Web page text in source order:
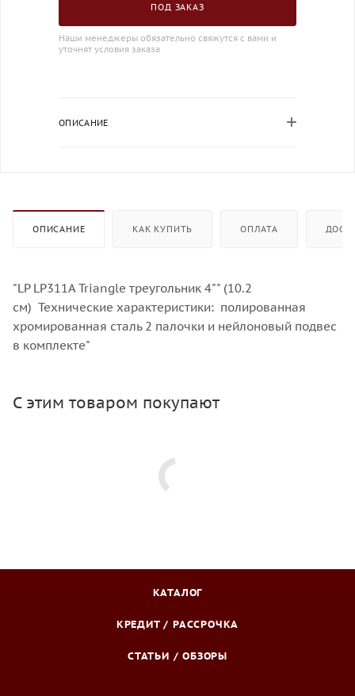
ПОД ЗАКАЗ
Наши менеджеры обязательно свяжутся с вами и
уточнят условия заказа
ОПИСАНИЕ
ОПИСАНИЕ КАК КУПИТЬ ОПЛАТА
"LP LP311A Triangle треугольник 4"" (10.2
см) Технические характеристики: полированная
хромированная сталь 2 палочки и нейлоновый подвес
в комплекте"
С этим товаром покупают
КАТАЛОГ
КРЕДИТ / РАССРОЧКА
СТАТЬИ / ОБЗОРЫ